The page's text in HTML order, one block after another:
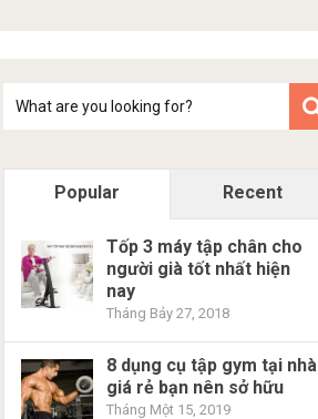
kiem
Popular Recent
Tốp 3 máy tập chân cho
người già tốt nhất hiện
nay
Tháng Bảy 27, 2018
8 dụng cụ tập gym tại nhà
giá rẻ bạn nên sở hữu
Tháng Một 15, 2019